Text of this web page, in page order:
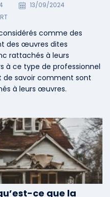
13/09/2024
comme des
des œuvres dites
rattachés à leurs
à ce type de professionnel
savoir comment sont
à leurs œuvres.
ce que la